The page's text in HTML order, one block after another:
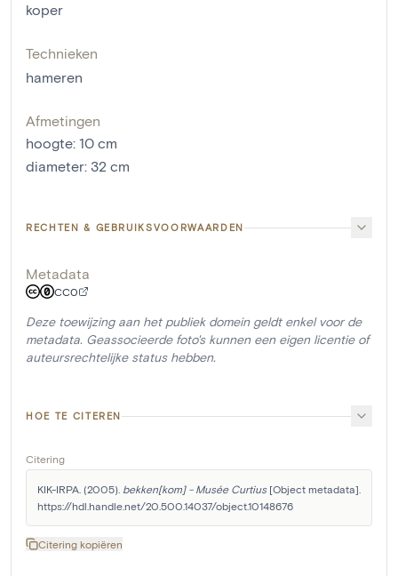
koper
Technieken
hameren
Afmetingen
hoogte: 10 cm
diameter: 32 cm
RECHTEN & GEBRUIKSVOORWAARDEN
Metadata
CC0
Deze toewijzing aan het publiek domein geldt enkel voor de
metadata. Geassocieerde foto's kunnen een eigen licentie of
auteursrechtelijke status hebben.
HOE TE CITEREN
Citering
KIK-IRPA. (2005). bekken[kom] - Musée Curtius [Object metadata].
https://hdl.handle.net/20.500.14037/object.10148676
Citering kopiëren